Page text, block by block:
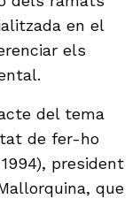
en el
els
del tema
de fer-ho
president
que